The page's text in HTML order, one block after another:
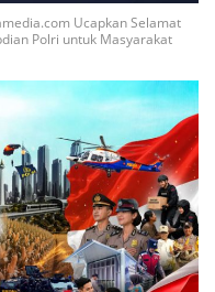
Ucapkan Selamat
Polri untuk Masyarakat